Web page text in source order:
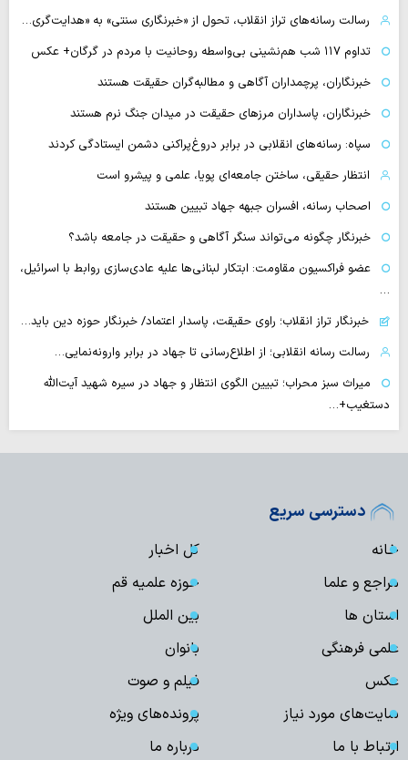
رسالت رسانه‌های تراز انقلاب، تحول از «خبرنگاری سنتی» به «هدایت‌گری…
تداوم ۱۱۷ شب هم‌نشینی بی‌واسطه روحانیت با مردم در گرگان+ عکس
خبرنگاران، پرچمداران آگاهی و مطالبه‌گران حقیقت هستند
خبرنگاران، پاسداران مرزهای حقیقت در میدان جنگ نرم هستند
سپاه: رسانه‌های انقلابی در برابر دروغ‌پراکنی دشمن ایستادگی کردند
انتظار حقیقی، ساختن جامعه‌ای پویا، علمی و پیشرو است
اصحاب رسانه، افسران جبهه جهاد تبیین هستند
خبرنگار چگونه می‌تواند سنگر آگاهی و حقیقت در جامعه باشد؟
عضو فراکسیون مقاومت: ابتکار لبنانی‌ها علیه عادی‌سازی روابط با اسرائیل،
…
خبرنگار تراز انقلاب؛ راوی حقیقت، پاسدار اعتماد/ خبرنگار حوزه دین باید…
رسالت رسانه انقلابی؛ از اطلاع‌رسانی تا جهاد در برابر وارونه‌نمایی…
میراث سبز محراب؛ تبیین الگوی انتظار و جهاد در سیره شهید آیت‌الله
دستغیب+…
دسترسی سریع
خانه
کل اخبار
مراجع و علما
حوزه علمیه قم
استان ها
بین الملل
علمی فرهنگی
بانوان
عکس
فیلم و صوت
سایت‌های مورد نیاز
پرونده‌های ویژه
ارتباط با ما
درباره ما